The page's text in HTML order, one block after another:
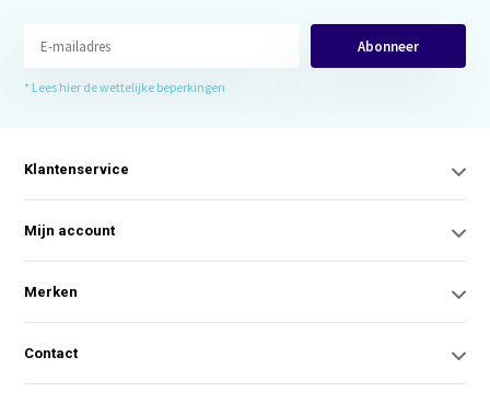
Abonneer
* Lees hier de wettelijke beperkingen
Klantenservice
Mijn account
Merken
Contact